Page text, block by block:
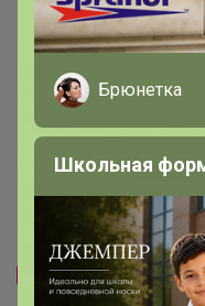
Дата обжарки 08.07.2026
1 653р
-29%
2 320р
Брюнетка
Школьная